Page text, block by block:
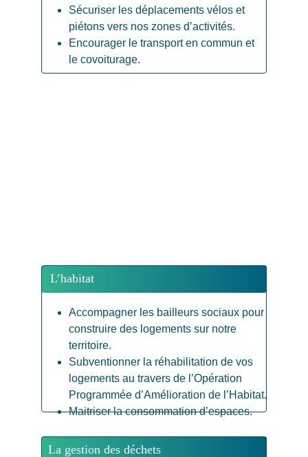
Sécuriser les déplacements vélos et
piétons vers nos zones d’activités.
Encourager le transport en commun et
le covoiturage.
L’habitat
Accompagner les bailleurs sociaux pour
construire des logements sur notre
territoire.
Subventionner la réhabilitation de vos
logements au travers de l’Opération
Programmée d’Amélioration de l’Habitat.
Maitriser la consommation d’espaces.
La gestion des déchets